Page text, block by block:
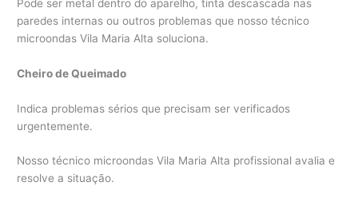
Pode ser metal dentro do aparelho, tinta descascada nas
paredes internas ou outros problemas que nosso técnico
microondas Vila Maria Alta soluciona.
Cheiro de Queimado
Indica problemas sérios que precisam ser verificados
urgentemente.
Nosso técnico microondas Vila Maria Alta profissional avalia e
resolve a situação.